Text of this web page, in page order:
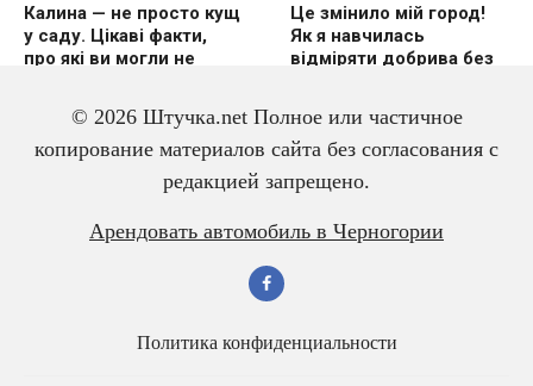
Калина — не просто кущ
у саду. Цікаві факти,
про які ви могли не
Це змінило мій город!
Як я навчилась
відміряти добрива без
3 дешевих підгодівлі в
червні — і перець
Чому гірчиця — це
справжній скарб для
© 2026 Штучка.net Полное или частичное
копирование материалов сайта без согласования с
редакцией запрещено.
Арендовать автомобиль в Черногории
Политика конфиденциальности